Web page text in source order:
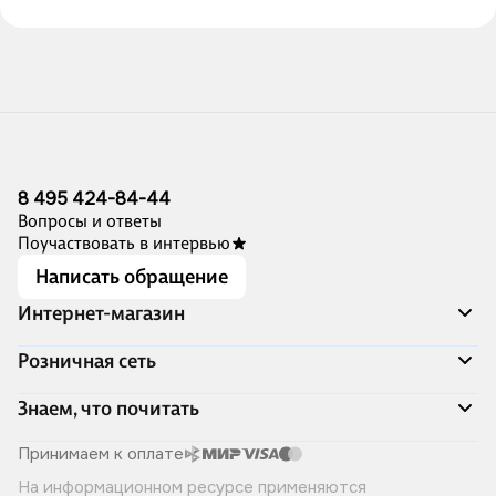
8 495 424-84-44
Вопросы и ответы
Поучаствовать в интервью
Написать обращение
Интернет-магазин
Акции
Доставка и оплата
Программа лояльности
Подарочные сертификаты
Правила продажи
Политика конфиденциальности
Розничная сеть
Адреса магазинов
Книжный Дозор
О компании
Читай-город для бизнеса
Знаем, что почитать
Скоро в продаже
Принимаем к оплате
На информационном ресурсе применяются